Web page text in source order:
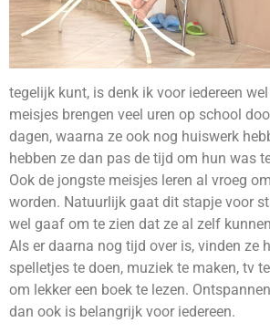
tegelijk kunt, is denk ik voor iedereen
meisjes brengen veel uren op school
dagen, waarna ze ook nog huiswerk
hebben ze dan pas de tijd om hun was
Ook de jongste meisjes leren al vroeg
worden. Natuurlijk gaat dit stapje voor
wel gaaf om te zien dat ze al zelf
Als er daarna nog tijd over is, vinden ze
spelletjes te doen, muziek te maken, tv
om lekker een boek te lezen.
dan ook is belangrijk voor iedereen.